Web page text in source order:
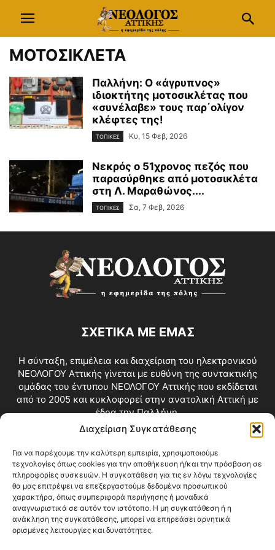
Διαχείριση Συγκατάθεσης
Για να παρέχουμε την καλύτερη εμπειρία, χρησιμοποιούμε
τεχνολογίες όπως cookies για την αποθήκευση ή/και την πρόσβαση σε
πληροφορίες συσκευών. Η συγκατάθεση για τις εν λόγω τεχνολογίες
θα μας επιτρέψει να επεξεργαστούμε δεδομένα προσωπικού
χαρακτήρα, όπως συμπεριφορά περιήγησης ή μοναδικά
αναγνωριστικά σε αυτόν τον ιστότοπο. Η μη συγκατάθεση ή η
ανάκληση της συγκατάθεσης, μπορεί να επηρεάσει αρνητικά
ορισμένες λειτουργίες και δυνατότητες.
ΜΟΤΟΣΙΚΛΕΤΑ
Παλλήνη: Ο «άγρυπνος»
ιδιοκτήτης μοτοσικλέτας που
«συνέλαβε» τους παρ΄ολίγον
κλέφτες της!
ΤΟΠΙΚΕΣ Κυ, 15 Φεβ, 2026
Νεκρός ο 51χρονος πεζός που
παρασύρθηκε από μοτοσικλέτα
στη Λ. Μαραθώνος....
ΤΟΠΙΚΕΣ Σα, 7 Φεβ, 2026
ΣΧΕΤΙΚΑ ΜΕ ΕΜΑΣ
Η σύνταξη, επιμέλεια και διαχείριση του ηλεκτρονικού
ΝΕΟΛΟΓΟΥ Αττικής γίνεται με ευθύνη της συντακτικής
ομάδας του έντυπου ΝΕΟΛΟΓΟΥ Αττικής που εκδίδεται
από το 2005 και κυκλοφορεί στην ανατολική Αττική με
έδρα την Παλλήνη.
Επικοινωνία:info@neologosattikis.gr
ΑΚΟΛΟΥΘΗΣΕ ΜΑΣ